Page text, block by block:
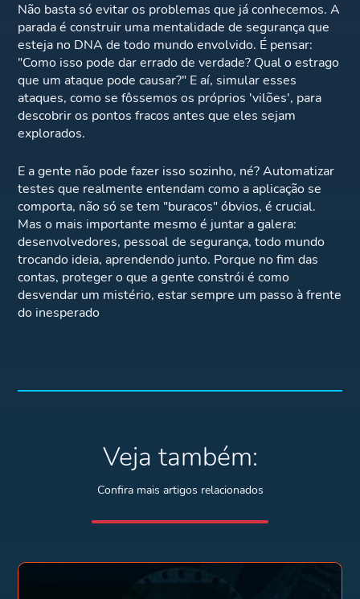
Não basta só evitar os problemas que já conhecemos. A
parada é construir uma mentalidade de segurança que
esteja no DNA de todo mundo envolvido. É pensar:
"Como isso pode dar errado de verdade? Qual o estrago
que um ataque pode causar?" E aí, simular esses
ataques, como se fôssemos os próprios 'vilões', para
descobrir os pontos fracos antes que eles sejam
explorados.
E a gente não pode fazer isso sozinho, né? Automatizar
testes que realmente entendam como a aplicação se
comporta, não só se tem "buracos" óbvios, é crucial.
Mas o mais importante mesmo é juntar a galera:
desenvolvedores, pessoal de segurança, todo mundo
trocando ideia, aprendendo junto. Porque no fim das
contas, proteger o que a gente constrói é como
desvendar um mistério, estar sempre um passo à frente
do inesperado
Veja também:
Confira mais artigos relacionados